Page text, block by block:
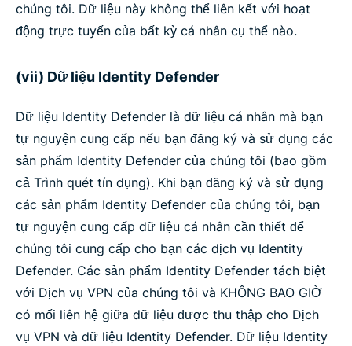
chúng tôi. Dữ liệu này không thể liên kết với hoạt
động trực tuyến của bất kỳ cá nhân cụ thể nào.
(vii) Dữ liệu Identity Defender
Dữ liệu Identity Defender là dữ liệu cá nhân mà bạn
tự nguyện cung cấp nếu bạn đăng ký và sử dụng các
sản phẩm Identity Defender của chúng tôi (bao gồm
cả Trình quét tín dụng). Khi bạn đăng ký và sử dụng
các sản phẩm Identity Defender của chúng tôi, bạn
tự nguyện cung cấp dữ liệu cá nhân cần thiết để
chúng tôi cung cấp cho bạn các dịch vụ Identity
Defender. Các sản phẩm Identity Defender tách biệt
với Dịch vụ VPN của chúng tôi và KHÔNG BAO GIỜ
có mối liên hệ giữa dữ liệu được thu thập cho Dịch
vụ VPN và dữ liệu Identity Defender. Dữ liệu Identity